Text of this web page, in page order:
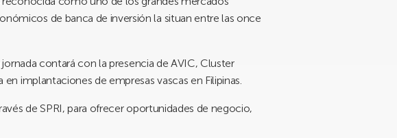
de banca de inversión la situan entre las once
contará con la presencia de AVIC, Cluster
implantaciones de empresas vascas en Filipinas.
de SPRI, para ofrecer oportunidades de negocio,